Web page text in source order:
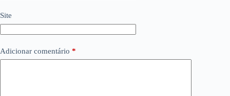
Site
Adicionar comentário *